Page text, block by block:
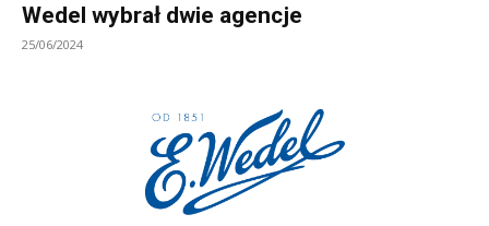
Wedel wybrał dwie agencje
25/06/2024